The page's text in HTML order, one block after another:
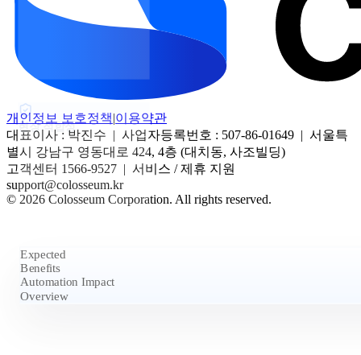
현장 적합성
Expected
Benefits
Automation Impact
Overview
개인정보 보호정책|이용약관
대표이사 : 박진수 | 사업자등록번호 : 507-86-01649 | 서울특
별시 강남구 영동대로 424, 4층 (대치동, 사조빌딩)
고객센터 1566-9527 | 서비스 / 제휴 지원
support@colosseum.kr
© 2026 Colosseum Corporation. All rights reserved.